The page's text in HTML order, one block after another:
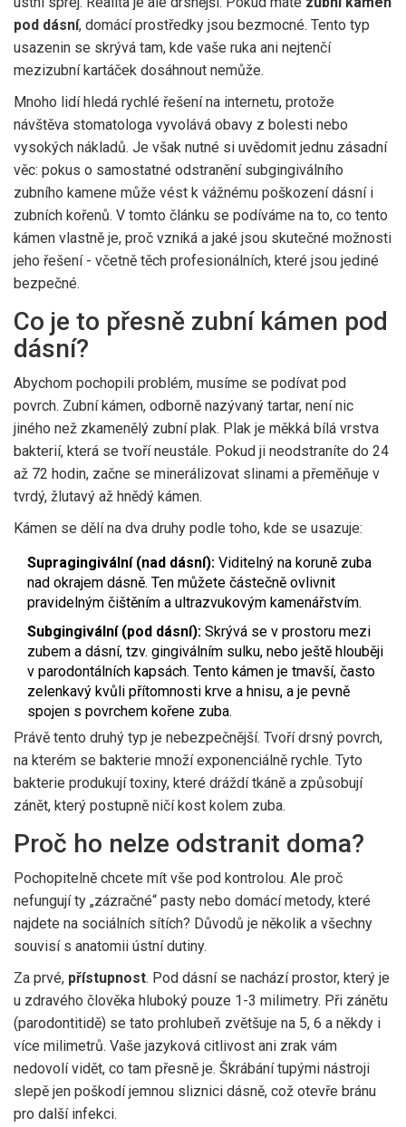
pod dásní, domácí prostředky jsou bezmocné. Tento typ
usazenin se skrývá tam, kde vaše ruka ani nejtenčí
mezizubní kartáček dosáhnout nemůže.
Mnoho lidí hledá rychlé řešení na internetu, protože
návštěva stomatologa vyvolává obavy z bolesti nebo
vysokých nákladů. Je však nutné si uvědomit jednu zásadní
věc: pokus o samostatné odstranění subgingiválního
zubního kamene může vést k vážnému poškození dásní i
zubních kořenů. V tomto článku se podíváme na to, co tento
kámen vlastně je, proč vzniká a jaké jsou skutečné možnosti
jeho řešení - včetně těch profesionálních, které jsou jediné
bezpečné.
Co je to přesně zubní kámen pod
dásní?
Abychom pochopili problém, musíme se podívat pod
povrch. Zubní kámen, odborně nazývaný tartar, není nic
jiného než zkamenělý zubní plak. Plak je měkká bílá vrstva
bakterií, která se tvoří neustále. Pokud ji neodstraníte do 24
až 72 hodin, začne se minerálizovat slinami a přeměňuje v
tvrdý, žlutavý až hnědý kámen.
Kámen se dělí na dva druhy podle toho, kde se usazuje:
Supragingivální (nad dásní): Viditelný na koruně zuba
nad okrajem dásně. Ten můžete částečně ovlivnit
pravidelným čištěním a ultrazvukovým kamenářstvím.
Subgingivální (pod dásní): Skrývá se v prostoru mezi
zubem a dásní, tzv. gingiválním sulku, nebo ještě hlouběji
v parodontálních kapsách. Tento kámen je tmavší, často
zelenkavý kvůli přítomnosti krve a hnisu, a je pevně
spojen s povrchem kořene zuba.
Právě tento druhý typ je nebezpečnější. Tvoří drsný povrch,
na kterém se bakterie množí exponenciálně rychle. Tyto
bakterie produkují toxiny, které dráždí tkáně a způsobují
zánět, který postupně ničí kost kolem zuba.
Proč ho nelze odstranit doma?
Pochopitelně chcete mít vše pod kontrolou. Ale proč
nefungují ty „zázračné“ pasty nebo domácí metody, které
najdete na sociálních sítích? Důvodů je několik a všechny
souvisí s anatomii ústní dutiny.
Za prvé, přístupnost. Pod dásní se nachází prostor, který je
u zdravého člověka hluboký pouze 1-3 milimetry. Při zánětu
(parodontitidě) se tato prohlubeň zvětšuje na 5, 6 a někdy i
více milimetrů. Vaše jazyková citlivost ani zrak vám
nedovolí vidět, co tam přesně je. Škrábání tupými nástroji
slepě jen poškodí jemnou sliznici dásně, což otevře bránu
pro další infekci.